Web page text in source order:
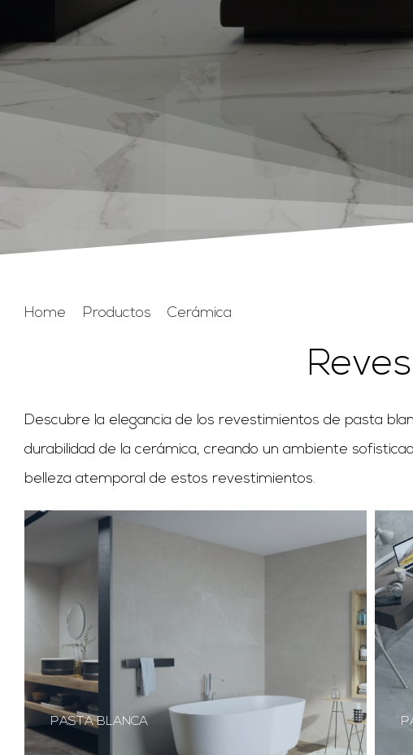
Home Productos Cerámica
Descubre la elegancia de los revestimientos de pasta
durabilidad de la cerámica, creando un ambiente
belleza atemporal de estos revestimientos.
PASTA BLANCA